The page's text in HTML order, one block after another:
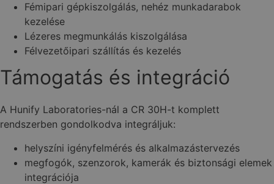
Fémipari gépkiszolgálás, nehéz munkadarabok
kezelése
Lézeres megmunkálás kiszolgálása
Félvezetőipari szállítás és kezelés
Támogatás és integráció
A Hunify Laboratories-nál a CR 30H-t komplett
rendszerben gondolkodva integráljuk:
helyszíni igényfelmérés és alkalmazástervezés
megfogók, szenzorok, kamerák és biztonsági elemek
integrációja